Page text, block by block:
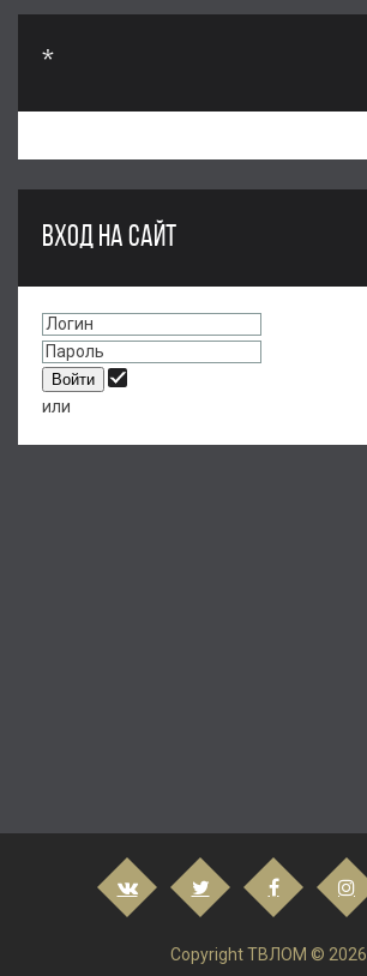
*
ВХОД НА САЙТ
или
Copyright ТВЛОМ © 2026